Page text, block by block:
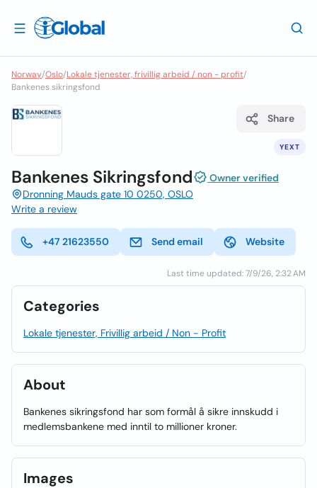
Norway/Oslo/Lokale tjenester, frivillig arbeid / non - profit/
Bankenes sikringsfond
YEXT
Share
Bankenes Sikringsfond
Owner verified
Dronning Mauds gate 10 0250, OSLO
Write a review
+47 21623550 Send email Website
Last time updated: 7/9/26, 2:32 AM
Categories
Lokale tjenester, Frivillig arbeid / Non - Profit
About
Bankenes sikringsfond har som formål å sikre innskudd i
medlemsbankene med inntil to millioner kroner.
Images